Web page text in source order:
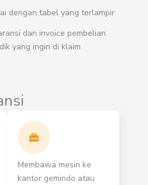
dengan tabel yang terlampir
dan invoice pembelian
yang ingin di klaim
Membawa mesin ke
kantor gemindo atau